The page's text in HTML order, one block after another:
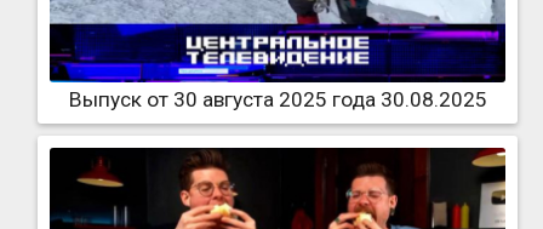
Выпуск от 30 августа 2025 года 30.08.2025